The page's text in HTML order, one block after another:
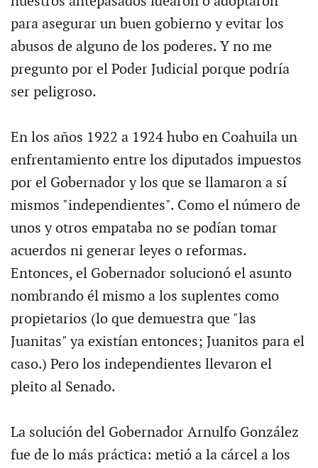
para asegurar un buen gobierno y evitar los
abusos de alguno de los poderes. Y no me
pregunto por el Poder Judicial porque podría
ser peligroso.
En los años 1922 a 1924 hubo en Coahuila un
enfrentamiento entre los diputados impuestos
por el Gobernador y los que se llamaron a sí
mismos "independientes". Como el número de
unos y otros empataba no se podían tomar
acuerdos ni generar leyes o reformas.
Entonces, el Gobernador solucionó el asunto
nombrando él mismo a los suplentes como
propietarios (lo que demuestra que "las
Juanitas" ya existían entonces; Juanitos para el
caso.) Pero los independientes llevaron el
pleito al Senado.
La solución del Gobernador Arnulfo González
fue de lo más práctica: metió a la cárcel a los